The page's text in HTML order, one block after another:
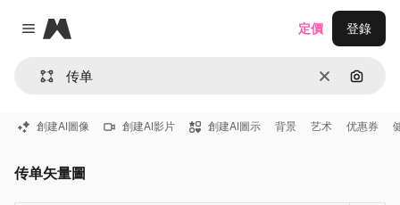
Close menu
Magnific
清除 通過圖
定價 登錄
創建AI圖像 創建AI影片 創建AI圖示 背景 艺术 优惠券
传单矢量圖